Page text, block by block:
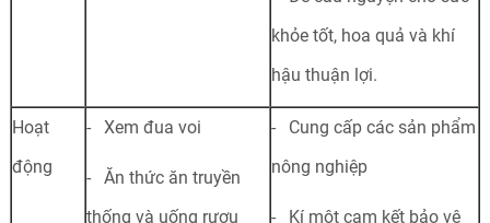
khỏe tốt, hoa quả và khí
hậu thuận lợi.
Hoạt
động
- Xem đua voi
- Ăn thức ăn truyền
thống và uống rượu
- Cung cấp các sản phẩm
nông nghiệp
- Kí một cam kết bảo vệ